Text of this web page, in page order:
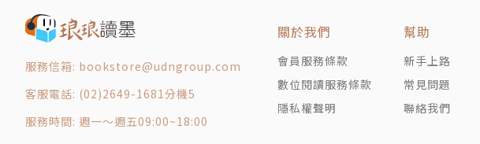
始，慢慢適應字多、篇章長的書本……【閱讀123】系列是一個有目標
立閱讀者，透過閱讀學習新知識。」──中央大學學習與教學研究所
服務信箱: bookstore@udngroup.com
客服電話: (02)2649-1681分機5
服務時間: 週一～週五09:00~18:00
關於我們
會員服務條款
數位閱讀服務條款
隱私權聲明
幫助
新手上路
常見問題
聯絡我們